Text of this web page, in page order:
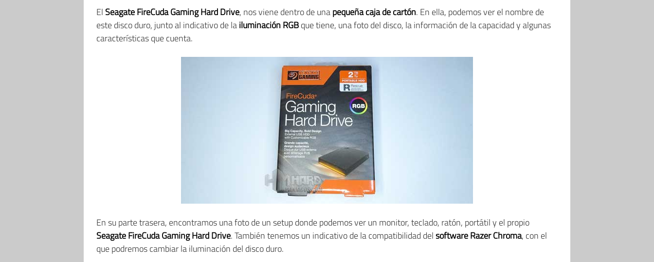
El Seagate FireCuda Gaming Hard Drive, nos viene dentro de unapequeña caja de cartón. En ella, podemos ver el nombre de
este disco duro, junto al indicativo de lailuminación RGBque tiene, una foto del disco, la información de la capacidad y algunas
características que cuenta.
En su parte trasera, encontramos una foto de un setup donde podemos ver un monitor, teclado, ratón, portátil y el propio
Seagate FireCuda Gaming Hard Drive. También tenemos un indicativo de la compatibilidad delsoftware Razer Chroma, con el
que podremos cambiar la iluminación del disco duro.